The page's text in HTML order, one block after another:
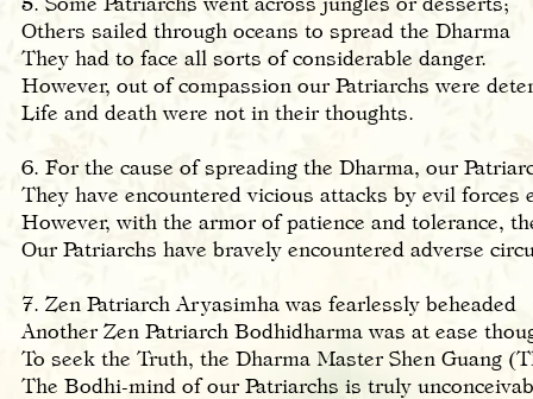
Others sailed through oceans to spread the Dharma
They had to face all sorts of considerable danger.
However, out of compassion our Patriarchs were
Life and death were not in their thoughts.
6. For the cause of spreading the Dharma, our
They have encountered vicious attacks by evil
However, with the armor of patience and tolerance,
Our Patriarchs have bravely encountered adverse
7. Zen Patriarch Aryasimha was fearlessly beheaded
Another Zen Patriarch Bodhidharma was at ease
To seek the Truth, the Dharma Master Shen Guang
The Bodhi-mind of our